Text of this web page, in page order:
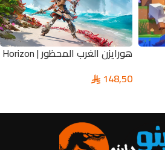
هورايزن الغرب المحظور | Horizon
148,50